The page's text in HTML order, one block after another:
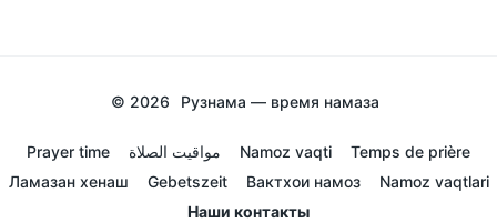
© 2026 Рузнама — время намаза
Prayer time مواقيت الصلاة Namoz vaqti
Temps de prière
Ламазан хенаш
Gebetszeit Вактхои намоз
Namoz vaqtlari
Наши контакты